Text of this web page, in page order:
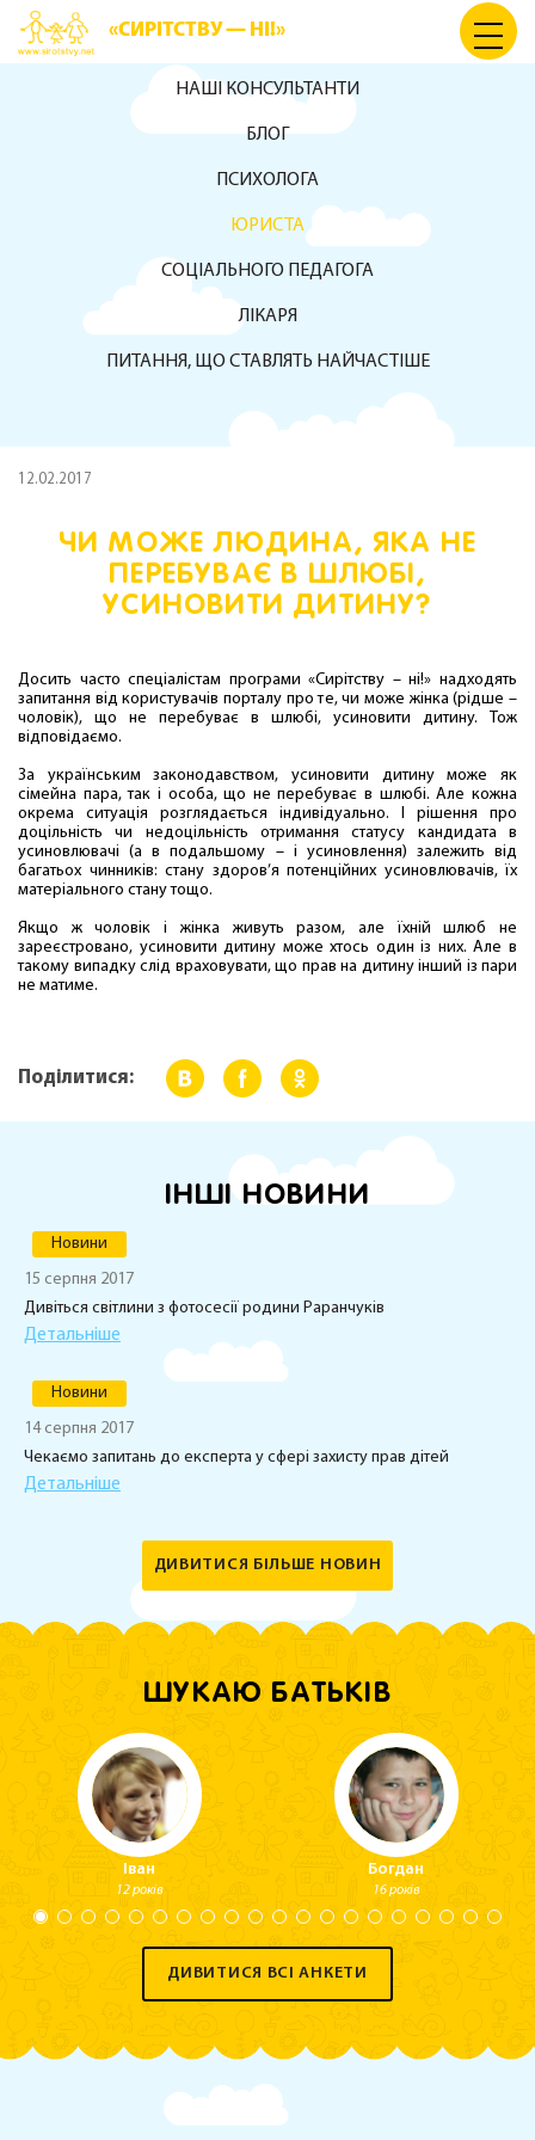
«СИРІТСТВУ — НІ!»
НАШІ КОНСУЛЬТАНТИ
БЛОГ
ПСИХОЛОГА
ЮРИСТА
СОЦІАЛЬНОГО ПЕДАГОГА
ЛІКАРЯ
ПИТАННЯ, ЩО СТАВЛЯТЬ НАЙЧАСТІШЕ
12.02.2017
ЧИ МОЖЕ ЛЮДИНА, ЯКА НЕ
ПЕРЕБУВАЄ В ШЛЮБІ,
УСИНОВИТИ ДИТИНУ?
Досить часто спеціалістам програми «Сирітству – ні!» надходять
запитання від користувачів порталу про те, чи може жінка (рідше –
чоловік), що не перебуває в шлюбі, усиновити дитину. Тож
відповідаємо.
За українським законодавством, усиновити дитину може як
сімейна пара, так і особа, що не перебуває в шлюбі. Але кожна
окрема ситуація розглядається індивідуально. І рішення про
доцільність чи недоцільність отримання статусу кандидата в
усиновлювачі (а в подальшому – і усиновлення) залежить від
багатьох чинників: стану здоров’я потенційних усиновлювачів, їх
матеріального стану тощо.
Якщо ж чоловік і жінка живуть разом, але їхній шлюб не
зареєстровано, усиновити дитину може хтось один із них. Але в
такому випадку слід враховувати, що прав на дитину інший із пари
не матиме.
Поділитися:
ІНШІ НОВИНИ
Новини
15 серпня 2017
Дивіться світлини з фотосесії родини Раранчуків
Детальніше
Новини
14 серпня 2017
Чекаємо запитань до експерта у сфері захисту прав дітей
Детальніше
ДИВИТИСЯ БІЛЬШЕ НОВИН
ШУКАЮ БАТЬКІВ
Іван
12 років
Богдан
16 років
ДИВИТИСЯ ВСІ АНКЕТИ